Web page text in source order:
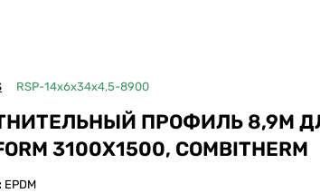
ДЛЯ COLUMBUS
RSP-14x6x34x4,5-8900
ПРОФИЛЬ 8,9М
3100X1500, COMBITHERM
EPDM